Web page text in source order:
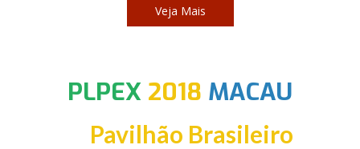
Veja Mais
PLPEX 2018 MACAU
Pavilhão Brasileiro